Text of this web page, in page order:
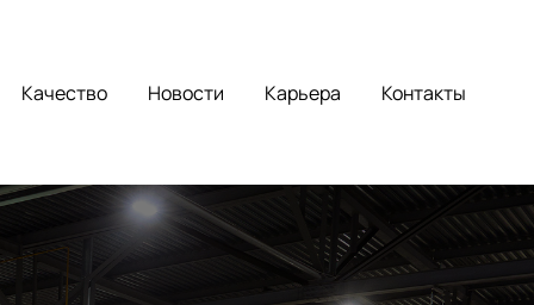
Качество Новости Карьера Контакты